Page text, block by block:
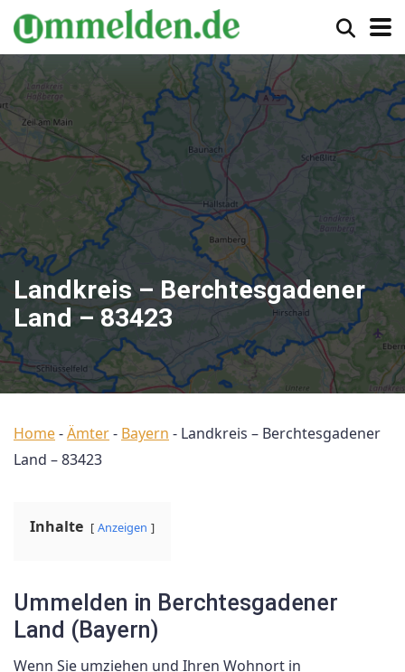
Landkreis – Berchtesgadener
Land – 83423
Home-Ämter- Bayern - Landkreis – Berchtesgadener
Land – 83423
Inhalte Anzeigen
Ummelden in Berchtesgadener
Land (Bayern)
Wenn Sie umziehen und Ihren Wohnort in